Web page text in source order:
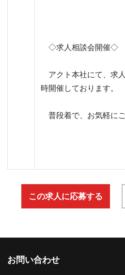
◇求人相談会開催◇
アクト本社にて、求
時開催しております。
普段着で、お気軽にご
この求人に応募する
お問い合わせ